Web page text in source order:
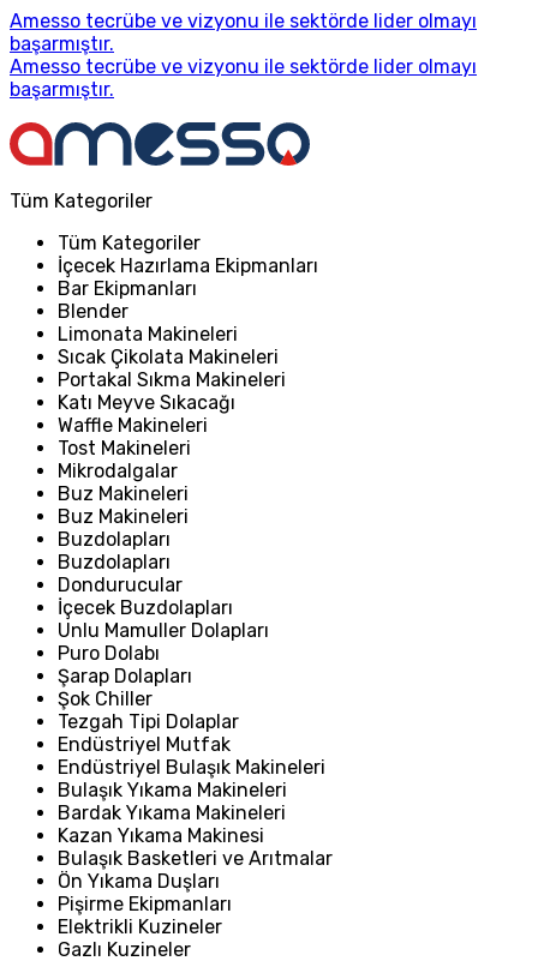
Amesso tecrübe ve vizyonu ile sektörde lider olmayı
başarmıştır.
Amesso tecrübe ve vizyonu ile sektörde lider olmayı
başarmıştır.
Tüm Kategoriler
Tüm Kategoriler
İçecek Hazırlama Ekipmanları
Bar Ekipmanları
Blender
Limonata Makineleri
Sıcak Çikolata Makineleri
Portakal Sıkma Makineleri
Katı Meyve Sıkacağı
Waffle Makineleri
Tost Makineleri
Mikrodalgalar
Buz Makineleri
Buz Makineleri
Buzdolapları
Buzdolapları
Dondurucular
İçecek Buzdolapları
Unlu Mamuller Dolapları
Puro Dolabı
Şarap Dolapları
Şok Chiller
Tezgah Tipi Dolaplar
Endüstriyel Mutfak
Endüstriyel Bulaşık Makineleri
Bulaşık Yıkama Makineleri
Bardak Yıkama Makineleri
Kazan Yıkama Makinesi
Bulaşık Basketleri ve Arıtmalar
Ön Yıkama Duşları
Pişirme Ekipmanları
Elektrikli Kuzineler
Gazlı Kuzineler